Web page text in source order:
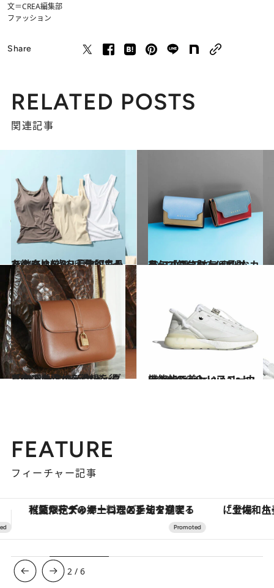
文＝CREA編集部
ファッション
Share
RELATED POSTS
関連記事
2021.6.6
ユニクロ・GU・無印良品を徹底比較！ 「夏向けインナー」6点を着比べてみた
ライフスタイル 2021.1.16
最旬「ミニ財布＆長財布」20選 プレイフルなカラーで気分を上げて！
コミック ＆ エッセイ
2021.6.8
馬術の世界から着想を得た セリーヌの新作バッグ「タブゥ」
コミック ＆ エッセイ 2021.5.19
機能的で美しいスニーカー adidas Originals by Craig Green
ファッション
FEATURE
フィーチャー記事
「土佐和ハーブかき氷」がOMO7高知に登場！生姜、山椒、大葉など目にも舌にも涼を呼ぶ郷土の味
3 /6